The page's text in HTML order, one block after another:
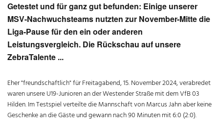
Getestet und für ganz gut befunden: Einige unserer
MSV-Nachwuchsteams nutzten zur November-Mitte die
Liga-Pause für den ein oder anderen
Leistungsvergleich. Die Rückschau auf unsere
ZebraTalente ...
Eher "freundschaftlich" für Freitagabend, 15. November 2024, verabredet
waren unsere U19-Junioren an der Westender Straße mit dem VfB 03
Hilden. Im Testspiel verteilte die Mannschaft von Marcus Jahn aber keine
Geschenke an die Gäste und gewann nach 90 Minuten mit 6:0 (2:0).